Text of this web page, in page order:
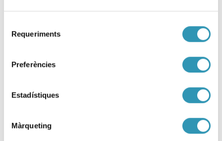
Requeriments
Preferències
Estadístiques
Màrqueting
Indicadors de salut i treball